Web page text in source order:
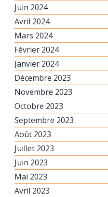
Juin 2024
Avril 2024
Mars 2024
Février 2024
Janvier 2024
Décembre 2023
Novembre 2023
Octobre 2023
Septembre 2023
Août 2023
Juillet 2023
Juin 2023
Mai 2023
Avril 2023